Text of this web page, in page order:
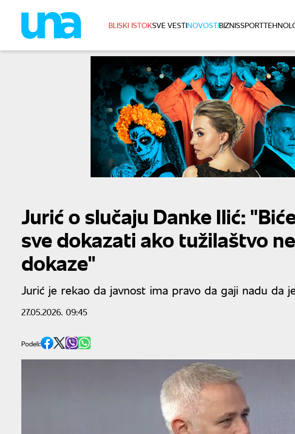
BLISKI ISTOKSVE VESTINOVOSTIBIZNISSPORT
Jurić o slučaju Danke Ilić:
sve dokazati ako tužilaštvo
dokaze"
Jurić je rekao da javnost ima pravo da gaji nadu da
27.05.2026. 09:45
Podeli: